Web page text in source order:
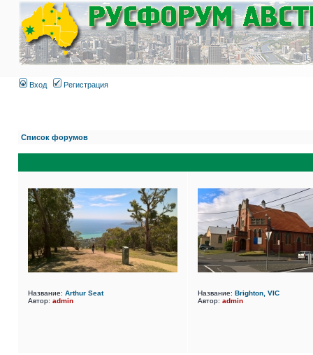
Вход Регистрация
Список форумов
Название: Arthur Seat
Автор: admin
Название: Brighton, VIC
Автор: admin